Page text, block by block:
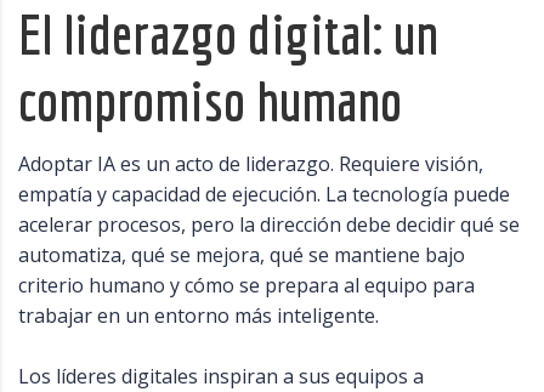
El liderazgo digital: un
compromiso humano
Adoptar IA es un acto de liderazgo. Requiere visión,
empatía y capacidad de ejecución. La tecnología puede
acelerar procesos, pero la dirección debe decidir qué se
automatiza, qué se mejora, qué se mantiene bajo
criterio humano y cómo se prepara al equipo para
trabajar en un entorno más inteligente.
Los líderes digitales inspiran a sus equipos a